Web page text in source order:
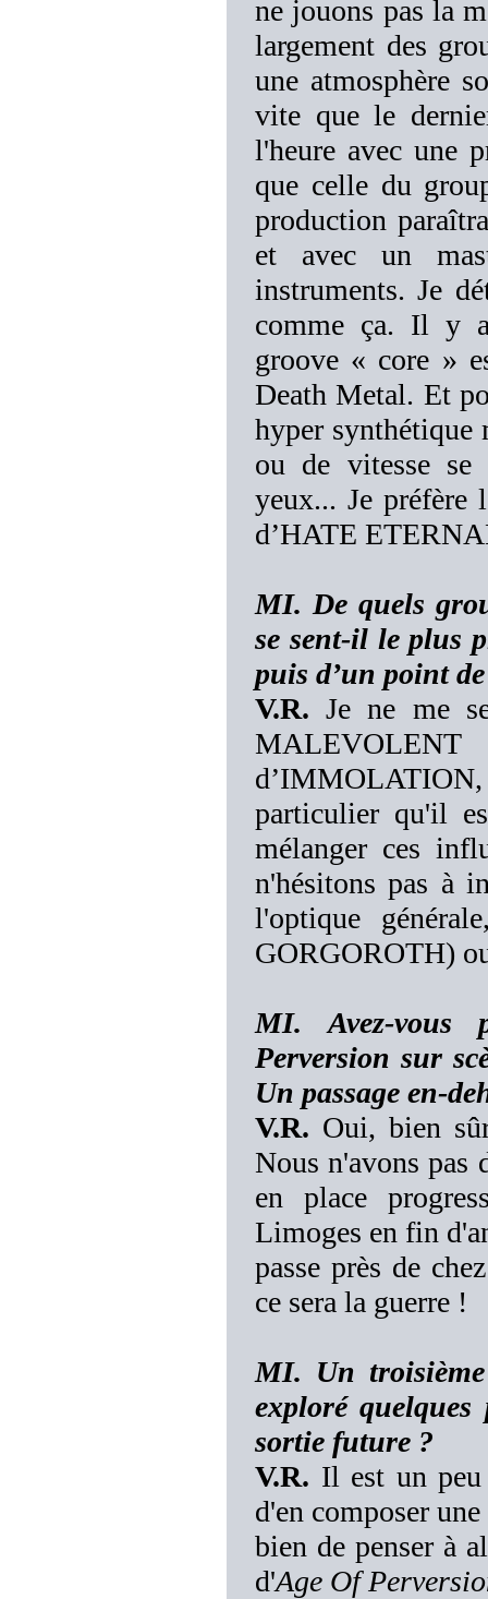
ne jouons pas la
largement des
une atmosphère
vite que le
l'heure avec une
que celle du
production
et avec un
instruments. Je
comme ça. Il y
groove « core »
Death Metal. Et
hyper synthétique
ou de vitesse se
yeux... Je
d’HATE
MI. De quels
se sent-il le plus
puis d’un point
V.R. Je ne me
particulier qu'il
mélanger ces
n'hésitons pas à
l'optique
GORGOROTH)
MI. Avez-vous
Perversion sur
Un passage en-
V.R. Oui, bien
Nous n'avons pas
en place
Limoges en fin
passe près de
ce sera la guerre !
MI. Un
exploré
sortie future ?
V.R. Il est un
d'en composer
bien de penser à
d'Age Of